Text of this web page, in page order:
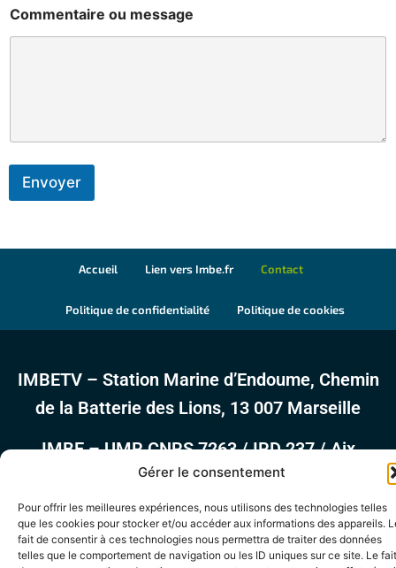
Gérer le consentement
Pour offrir les meilleures expériences, nous utilisons des technologies telles
que les cookies pour stocker et/ou accéder aux informations des appareils.
fait de consentir à ces technologies nous permettra de traiter des données
telles que le comportement de navigation ou les ID uniques sur ce site. Le fait
d
e
Commentaire ou message
Envoyer
Accueil Lien vers Imbe.fr Contact
Politique de confidentialité Politique de cookies
IMBETV – Station Marine d’Endoume, Chemin
de la Batterie des Lions, 13 007 Marseille
IMBE – UMR CNRS 7263 / IRD 237 / Aix
Marseille Université / Avignon Université.